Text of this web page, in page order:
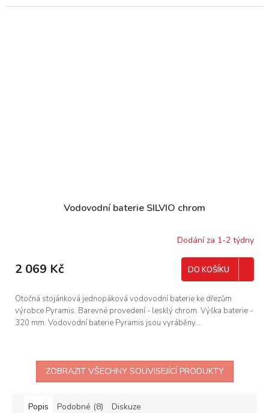
Vodovodní baterie SILVIO chrom
Dodání za 1-2 týdny
2 069 Kč DO KOŠÍKU
Otočná stojánková jednopáková vodovodní baterie ke dřezům
výrobce Pyramis. Barevné provedení - lesklý chrom. Výška baterie -
320 mm. Vodovodní baterie Pyramis jsou vyráběny...
ZOBRAZIT VŠECHNY SOUVISEJÍCÍ PRODUKTY
Popis Podobné (8) Diskuze